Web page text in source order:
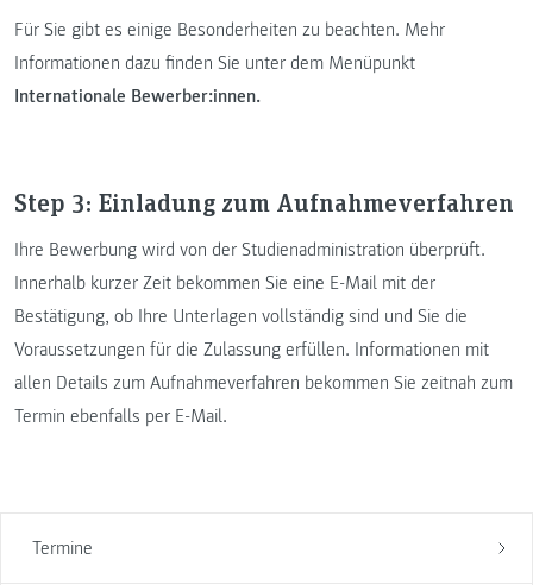
Termine
Für Sie gibt es einige Besonderheiten zu beachten. Mehr
Informationen dazu finden Sie unter dem Menüpunkt
Internationale Bewerber:innen.
Step 3: Einladung zum Aufnahmeverfahren
Ihre Bewerbung wird von der Studienadministration überprüft.
Innerhalb kurzer Zeit bekommen Sie eine E-Mail mit der
Bestätigung, ob Ihre Unterlagen vollständig sind und Sie die
Voraussetzungen für die Zulassung erfüllen. Informationen mit
allen Details zum Aufnahmeverfahren bekommen Sie zeitnah zum
Termin ebenfalls per E-Mail.